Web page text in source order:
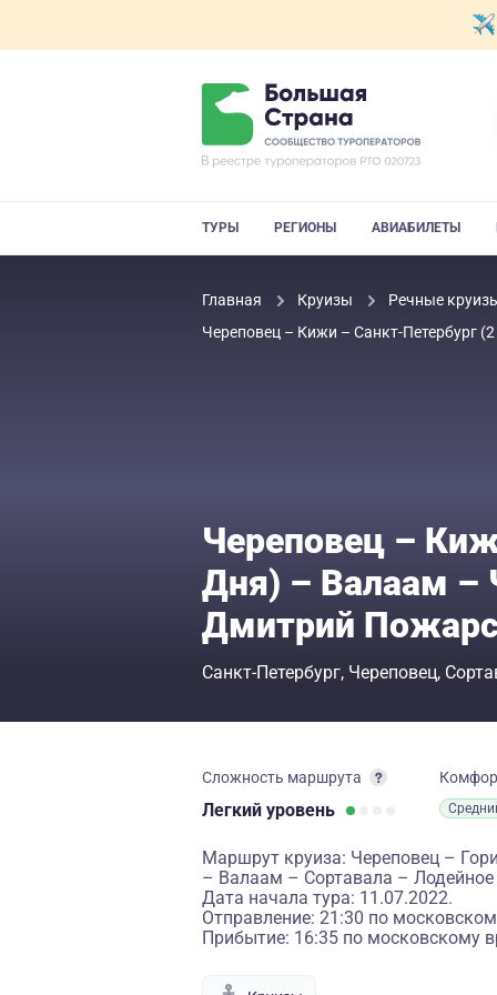
ТУРЫ РЕГИОНЫ АВИАБИЛЕТЫ
Главная Круизы
Речные
Череповец – Кижи – Санкт-Петербург
Череповец –
Дня) – Валаам –
Дмитрий
Санкт-Петербург Череповец
Сложность маршрута
Легкий уровень
Маршрут круиза: Череповец –
– Валаам – Сортавала –
Дата начала тура: 11.07.2022.
Отправление: 21:30 по
Прибытие: 16:35 по московскому